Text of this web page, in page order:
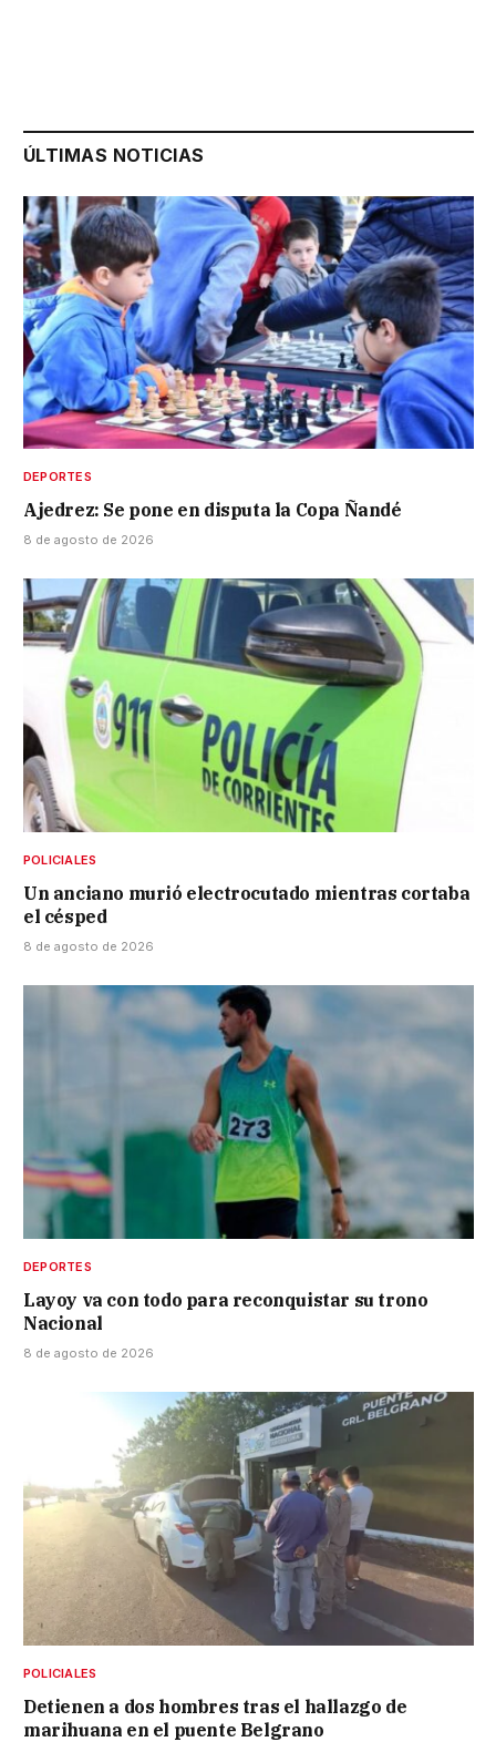
ÚLTIMAS NOTICIAS
DEPORTES
Ajedrez: Se pone en disputa la Copa Ñandé
8 de agosto de 2026
POLICIALES
Un anciano murió electrocutado mientras cortaba
el césped
8 de agosto de 2026
DEPORTES
Layoy va con todo para reconquistar su trono
Nacional
8 de agosto de 2026
POLICIALES
Detienen a dos hombres tras el hallazgo de
marihuana en el puente Belgrano